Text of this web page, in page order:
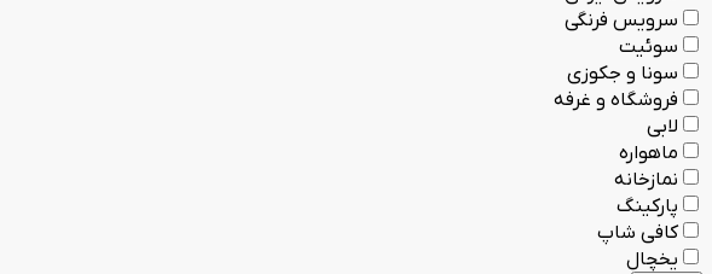
سرویس فرنگی
سوئیت
سونا و جکوزی
فروشگاه و غرفه
لابی
ماهواره
نمازخانه
پارکینگ
کافی شاپ
یخچال